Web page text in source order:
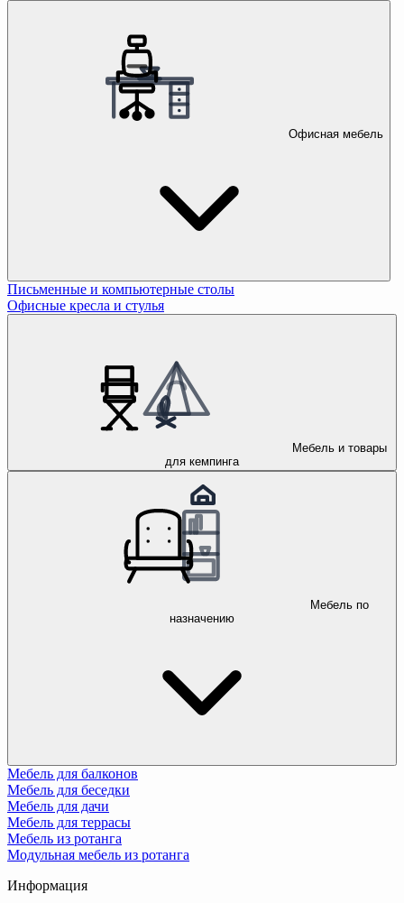
Офисная мебель
Письменные и компьютерные столы
Офисные кресла и стулья
Мебель и товары
для кемпинга
Мебель по
назначению
Мебель для балконов
Мебель для беседки
Мебель для дачи
Мебель для террасы
Мебель из ротанга
Модульная мебель из ротанга
Информация